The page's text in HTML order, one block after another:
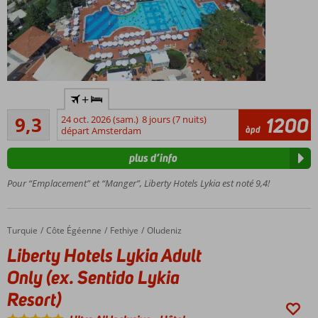
avec
18 toboggans
aquatiques
magnifique
sur la plage
privée
Boissons
24h/24
et 7j/7
De
9,3Excellente
30
commentaires
+
24 oct. 2026 (sam.) 8 jours (7 nuits)
départ Amsterdam
àpd 1200
Pour “Emplacement” et “Manger”, Liberty Hotels Lykia est noté 9,4!
plus d’info
Accueil
Turquie Côte Égéenne Fethiye Oludeniz
Liberty Hotels Lykia Adult Only (ex. Sentido Lykia Resort)
Liberty Hotels Lykia Adult
Only (ex. Sentido Lykia
Resort)